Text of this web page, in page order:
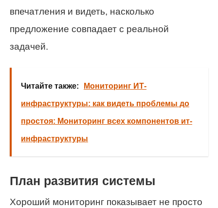
впечатления и видеть, насколько
предложение совпадает с реальной
задачей.
Читайте также: Мониторинг ИТ-
инфраструктуры: как видеть проблемы до
простоя: Мониторинг всех компонентов ит-
инфраструктуры
План развития системы
Хороший мониторинг показывает не просто